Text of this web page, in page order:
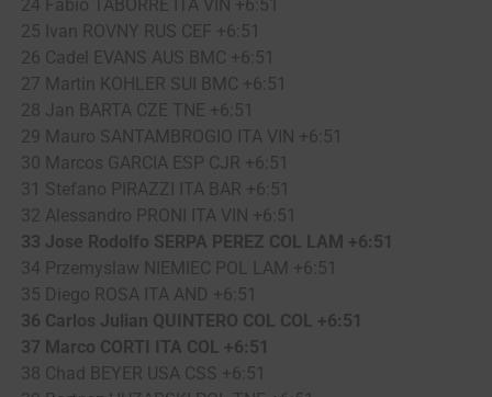
24 Fabio TABORRE ITA VIN +6:51
25 Ivan ROVNY RUS CEF +6:51
26 Cadel EVANS AUS BMC +6:51
27 Martin KOHLER SUI BMC +6:51
28 Jan BARTA CZE TNE +6:51
29 Mauro SANTAMBROGIO ITA VIN +6:51
30 Marcos GARCIA ESP CJR +6:51
31 Stefano PIRAZZI ITA BAR +6:51
32 Alessandro PRONI ITA VIN +6:51
33 Jose Rodolfo SERPA PEREZ COL LAM +6:51
34 Przemyslaw NIEMIEC POL LAM +6:51
35 Diego ROSA ITA AND +6:51
36 Carlos Julian QUINTERO COL COL +6:51
37 Marco CORTI ITA COL +6:51
38 Chad BEYER USA CSS +6:51